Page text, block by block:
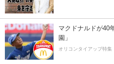
マクドナルドが40
園」
オリコンタイアップ特集